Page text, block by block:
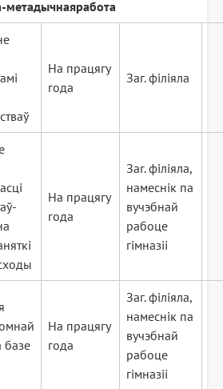
-метадычнаяработа
На працягу
года
Заг. філіяла
На працягу
года
Заг. філіяла,
намеснік па
вучэбнай
рабоце
гімназіі
базе
На працягу
года
Заг. філіяла,
намеснік па
вучэбнай
рабоце
гімназіі